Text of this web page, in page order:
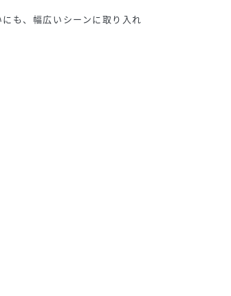
も、幅広いシーンに取り入れ